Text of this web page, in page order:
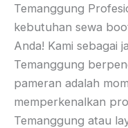
Temanggung
kebutuhan sewa
Anda! Kami sebagai
Temanggung
pameran adalah
memperkenalkan
Temanggung atau